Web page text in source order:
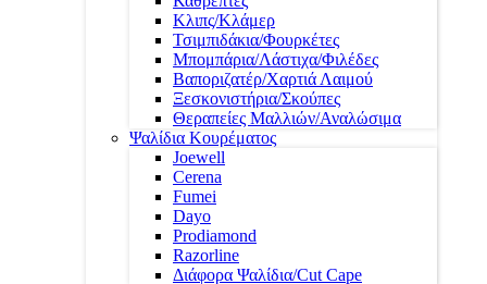
Κλιπς/Κλάμερ
Τσιμπιδάκια/Φουρκέτες
Μπομπάρια/Λάστιχα/Φιλέδες
Βαποριζατέρ/Χαρτιά Λαιμού
Ξεσκονιστήρια/Σκούπες
Θεραπείες Μαλλιών/Αναλώσιμα
Ψαλίδια Κουρέματος
Joewell
Cerena
Fumei
Dayo
Prodiamond
Razorline
Διάφορα Ψαλίδια/Cut Cape